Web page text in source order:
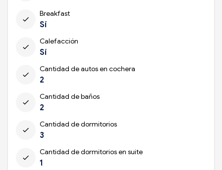
check
Breakfast
Sí
check
Calefacción
Sí
check
Cantidad de autos en cochera
2
check
Cantidad de baños
2
check
Cantidad de dormitorios
3
check
Cantidad de dormitorios en suite
1